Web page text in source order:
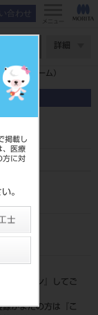
掲載し
、医療
方に対
。
合わせ
メニュー
詳細
ンクフレーム）
レー
ログイン
』してご
がまだの方は『
こ